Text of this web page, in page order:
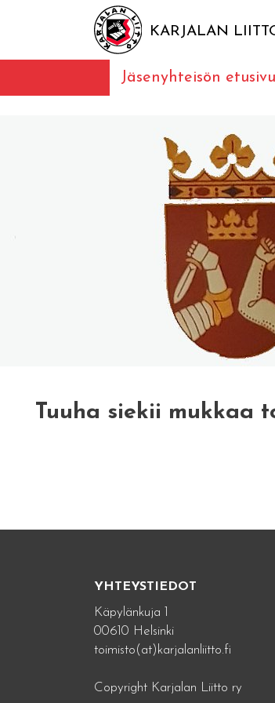
KARJALAN
Jäsenyhteisön
Tuuha siekii mukkaa
YHTEYSTIEDOT
Käpylänkuja 1
00610 Helsinki
toimisto(at)karjalanliitto.fi
Copyright Karjalan Liitto ry